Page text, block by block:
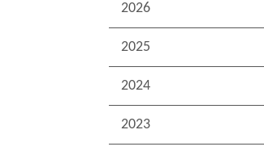
2026
2025
2024
2023